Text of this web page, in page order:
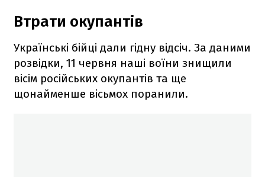
Втрати окупантів
Українські бійці дали гідну відсіч. За даними
розвідки, 11 червня наші воїни знищили
вісім російських окупантів та ще
щонайменше вісьмох поранили.